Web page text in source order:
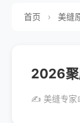
首页 › 美缝
2026聚
✍️ 美缝专家